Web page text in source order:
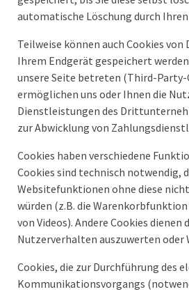
automatische Löschung durch
Teilweise können auch Cookies
Ihrem Endgerät gespeichert
unsere Seite betreten (Third-Party-
ermöglichen uns oder Ihnen die
Dienstleistungen des
zur Abwicklung von
Cookies haben verschiedene
Cookies sind technisch notwendig,
Websitefunktionen ohne diese
würden (z.B. die Warenkorbfunktion
von Videos). Andere Cookies dienen
Nutzerverhalten auszuwerten oder
Cookies, die zur Durchführung des
Kommunikationsvorgangs